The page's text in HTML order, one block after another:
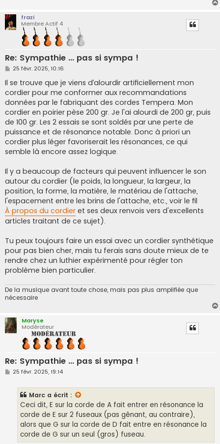
frazi
Membre Actif 4
Re: Sympathie ... pas si sympa !
M
s
s
a
g
e
25 févr. 2025, 10:16
Il se trouve que je viens d’alourdir artificiellement mon
cordier pour me conformer aux recommandations
données par le fabriquant des cordes Tempera. Mon
cordier en poirier pèse 200 gr. Je l'ai alourdi de 200 gr, puis
de 100 gr. Les 2 essais se sont soldés par une perte de
puissance et de résonance notable. Donc à priori un
cordier plus léger favoriserait les résonances, ce qui
semble là encore assez logique.
Il y a beaucoup de facteurs qui peuvent influencer le son
autour du cordier (le poids, la longueur, la largeur, la
position, la forme, la matière, le matériau de l'attache,
l'espacement entre les brins de l'attache, etc., voir le fil
À propos du cordier et ses deux renvois vers d'excellents
articles traitant de ce sujet).
Tu peux toujours faire un essai avec un cordier synthétique
pour pas bien cher, mais tu ferais sans doute mieux de te
rendre chez un luthier expérimenté pour régler ton
problème bien particulier.
De la musique avant toute chose, mais pas plus amplifiée que
nécessaire
Maryse
Modérateur
Re: Sympathie ... pas si sympa !
M
25 févr. 2025, 19:14
Marc a écrit :
Ceci dit, E sur la corde de A fait entrer en résonance la
corde de E sur 2 fuseaux (pas gênant, au contraire),
alors que G sur la corde de D fait entre en résonance la
corde de G sur un seul (gros) fuseau.